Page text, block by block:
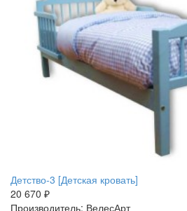
Детство-3 [Детская кровать]
20 670 ₽
Производитель: ВелесАрт